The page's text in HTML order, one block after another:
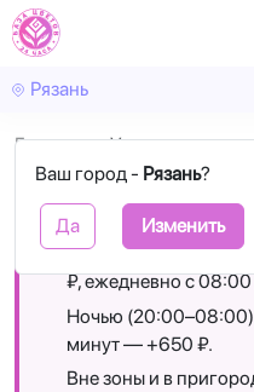
Рязань
Ваш город - Рязань?
Да Изменить
Главная Условия
Коротко о доставке
Бесплатная
₽, ежедневно с
Ночью
минут — +650 ₽.
Вне зоны и в